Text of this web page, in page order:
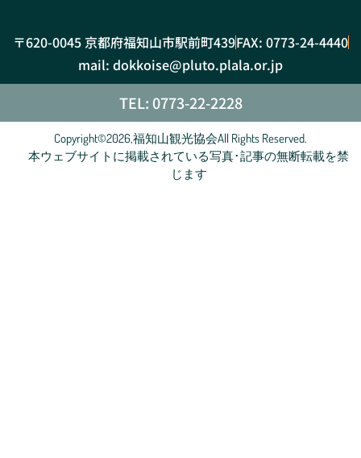
〒620-0045 京都府福知山市駅前町439FAX: 0773-24-4440
mail: dokkoise@pluto.plala.or.jp
TEL: 0773-22-2228
Copyright©2026,福知山観光協会All Rights Reserved.
本ウェブサイトに掲載されている写真･記事の無断転載を禁
じます